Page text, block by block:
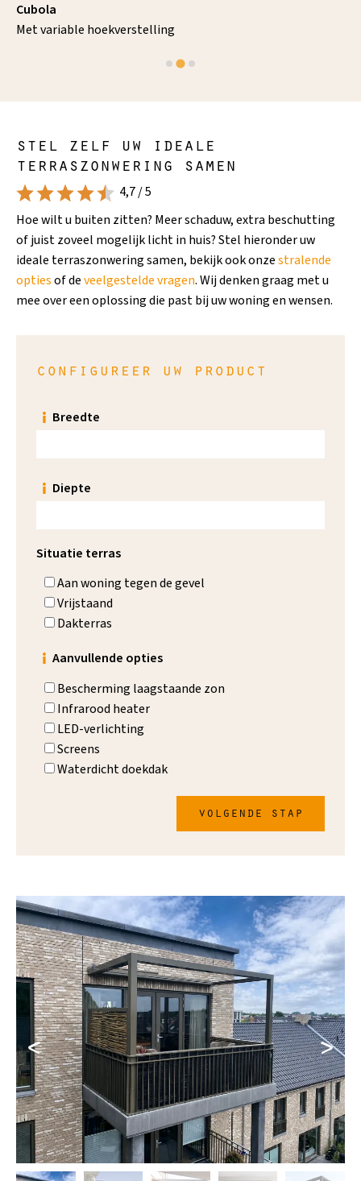
Luxaflex® Tecto pergo
Met gevelmontage
stel zelf uw ideale
terraszonwering samen
4,7 / 5
Hoe wilt u buiten zitten? Meer schaduw, extra beschutting
of juist zoveel mogelijk licht in huis? Stel hieronder uw
ideale terraszonwering samen, bekijk ook onzestralende
optiesof deveelgestelde vragen. Wij denken graag met u
mee over een oplossing die past bij uw woning en wensen.
configureer uw product
Breedte
Diepte
Situatie terras
Aan woning tegen de gevel
Vrijstaand
Dakterras
Aanvullende opties
Bescherming laagstaande zon
Infrarood heater
LED-verlichting
Screens
Waterdicht doekdak
volgende stap